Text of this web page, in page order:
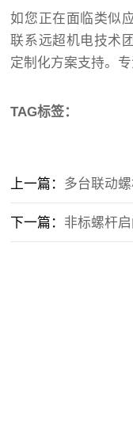
如您正在面临类似
联系远超机电技术
定制化方案支持。
TAG标签：
上一篇： 多台联动螺杆启
下一篇： 非标螺杆启闭机